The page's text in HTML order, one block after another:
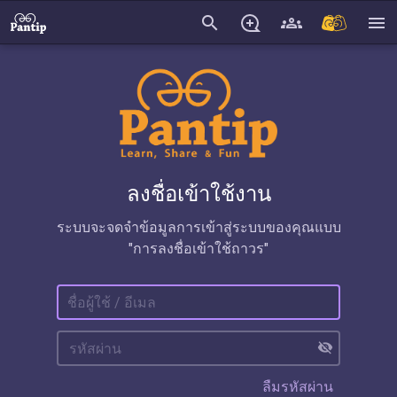
search menu
ลงชื่อเข้าใช้งาน
ระบบจะจดจำข้อมูลการเข้าสู่ระบบของคุณแบบ
"การลงชื่อเข้าใช้ถาวร"
visibility_off
ลืมรหัสผ่าน